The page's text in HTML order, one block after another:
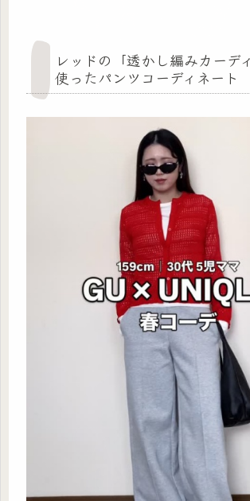
レッドの「透かし編みカーデ
使ったパンツコーディネート